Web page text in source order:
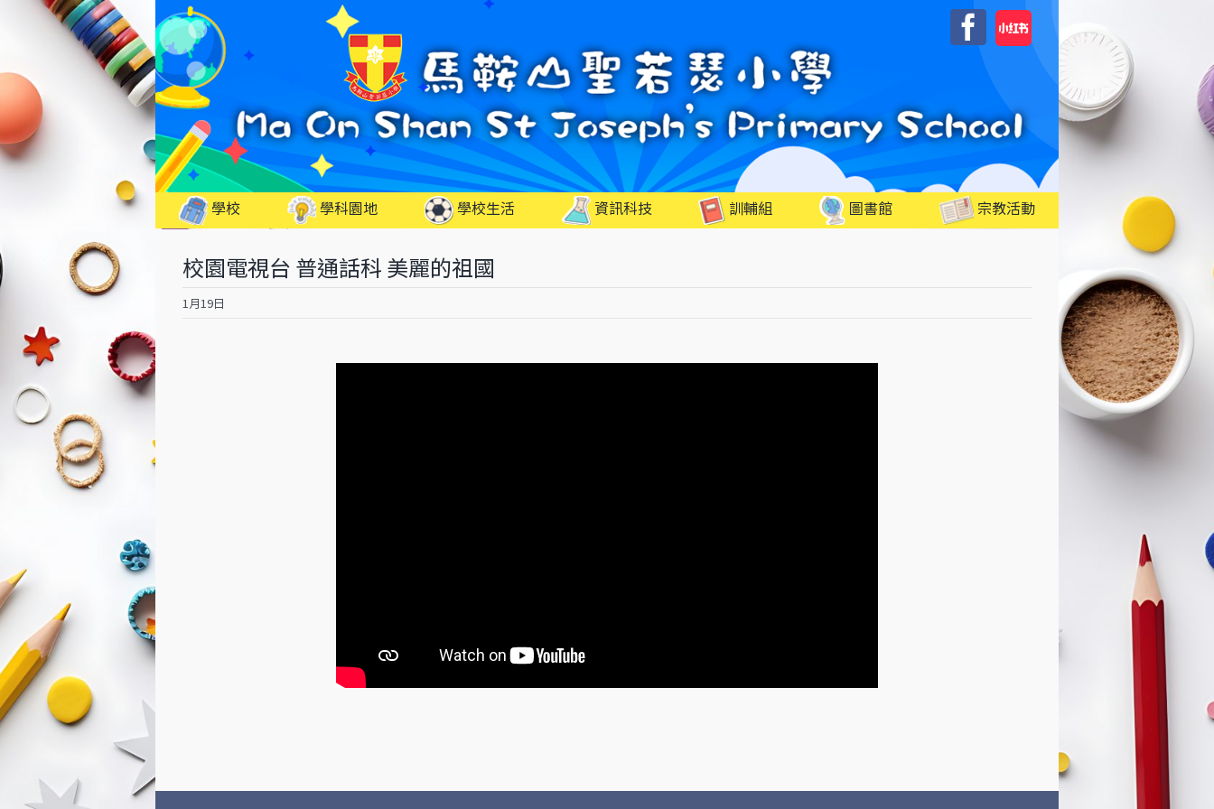
Facebook
自
訂
學校 學科園地 學校生活 資訊科技 訓輔組 圖書館 宗教活動
校園電視台 普通話科 美麗的祖國
1月19日